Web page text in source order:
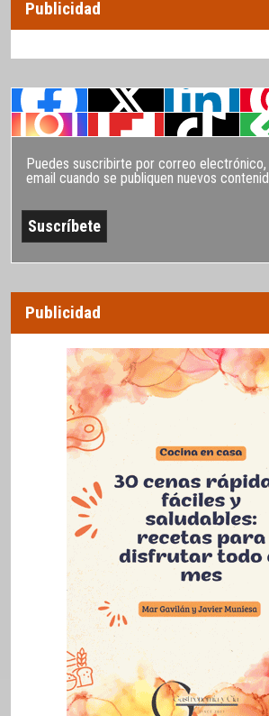
Publicidad
Puedes suscribirte por correo electrónico,
email cuando se publiquen nuevos
Publicidad